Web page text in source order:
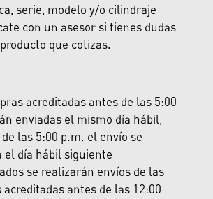
serie, modelo y/o cilindraje
con un asesor si tienes dudas
que cotizas.
acreditadas antes de las 5:00
enviadas el mismo día hábil,
las 5:00 p.m. el envío se
el día hábil siguiente
se realizarán envíos de las
acreditadas antes de las 12:00